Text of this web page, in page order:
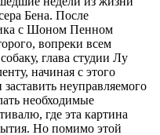
Бена. После
с Шоном Пенном
вопреки всем
глава студии Лу
начиная с этого
неуправляемого
необходимые
где эта картина
Но помимо этой